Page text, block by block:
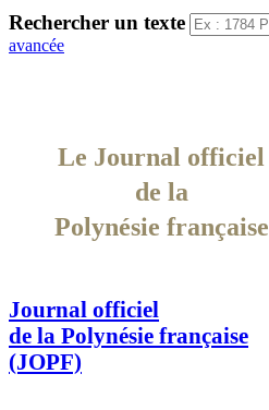
Rechercher un texte
avancée
Le Journal officiel
de la
Polynésie française
Journal officiel
de la Polynésie française
(JOPF)